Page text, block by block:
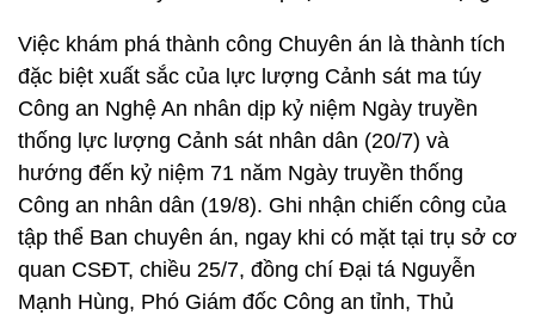
Việc khám phá thành công Chuyên án là thành tích
đặc biệt xuất sắc của lực lượng Cảnh sát ma túy
Công an Nghệ An nhân dịp kỷ niệm Ngày truyền
thống lực lượng Cảnh sát nhân dân (20/7) và
hướng đến kỷ niệm 71 năm Ngày truyền thống
Công an nhân dân (19/8). Ghi nhận chiến công của
tập thể Ban chuyên án, ngay khi có mặt tại trụ sở cơ
quan CSĐT, chiều 25/7, đồng chí Đại tá Nguyễn
Mạnh Hùng, Phó Giám đốc Công an tỉnh, Thủ